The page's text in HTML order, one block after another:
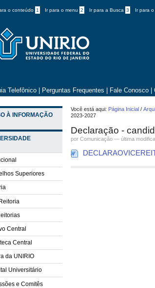
o conteúdo 1 Ir para o menu 2 Ir para a Busca 3 Ir para
Telefônico Perguntas Frequentes Fale Conosco
À INFORMAÇÃO
Superiores
Central
Central
da UNIRIO
Universitário
e Comitês
Você está aqui: Página Inicial /
2023-2027
Declaração -
porComunicação —última